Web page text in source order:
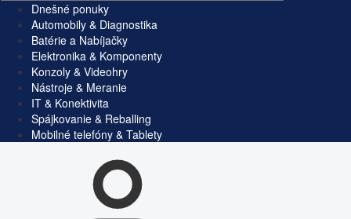
Dnešné ponuky
Automobily & Diagnostika
Batérie a Nabíjačky
Elektronika & Komponenty
Konzoly & Videohry
Nástroje & Meranie
IT & Konektivita
Spájkovanie & Reballing
Mobilné telefóny & Tablety